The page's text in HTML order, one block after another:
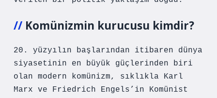
Komünizmin kurucusu kimdir?
20. yüzyılın başlarından itibaren dünya
siyasetinin en büyük güçlerinden biri
olan modern komünizm, sıklıkla Karl
Marx ve Friedrich Engels’in Komünist